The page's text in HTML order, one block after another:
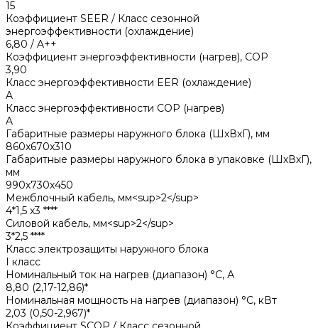
15
Коэффициент SEER / Класс сезонной
энергоэффективности (охлаждение)
6,80 / A++
Коэффициент энергоэффективности (нагрев), COP
3,90
Класс энергоэффективности EER (охлаждение)
A
Класс энергоэффективности COP (нагрев)
A
Габаритные размеры наружного блока (ШхВхГ), мм
860x670x310
Габаритные размеры наружного блока в упаковке (ШхВхГ),
мм
990x730x450
Межблочный кабель, мм<sup>2</sup>
4*1,5 x3 ****
Силовой кабель, мм<sup>2</sup>
3*2,5 ****
Класс электрозащиты наружного блока
I класс
Номинальный ток на нагрев (диапазон) °С, А
8,80 (2,17-12,86)*
Номинальная мощность на нагрев (диапазон) °С, кВт
2,03 (0,50-2,967)*